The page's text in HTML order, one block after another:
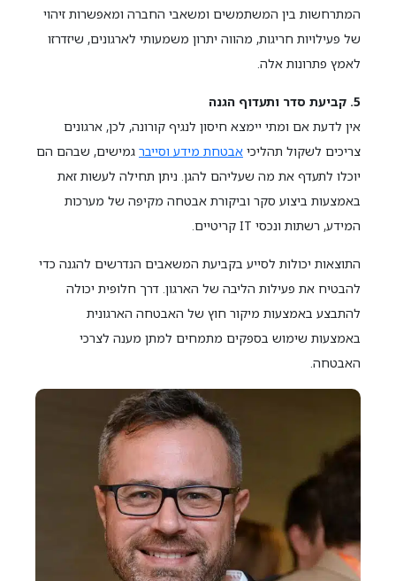
המתרחשות בין המשתמשים ומשאבי החברה ומאפשרות זיהוי
של פעילויות חריגות, מהווה יתרון משמעותי לארגונים, שיזדרזו
לאמץ פתרונות אלה.
5. קביעת סדר ותעדוף הגנה
אין לדעת אם ומתי יימצא חיסון לנגיף קורונה, לכן, ארגונים
צריכים לשקול תהליכי אבטחת מידע וסייבר גמישים, שבהם הם
יוכלו לתעדף את מה שעליהם להגן. ניתן תחילה לעשות זאת
באמצעות ביצוע סקר וביקורת אבטחה מקיפה של מערכות
המידע, רשתות ונכסי IT קריטיים.
התוצאות יכולות לסייע בקביעת המשאבים הנדרשים להגנה כדי
להבטיח את פעילות הליבה של הארגון. דרך חלופית יכולה
להתבצע באמצעות מיקור חוץ של האבטחה הארגונית
באמצעות שימוש בספקים מתמחים למתן מענה לצרכי
האבטחה.